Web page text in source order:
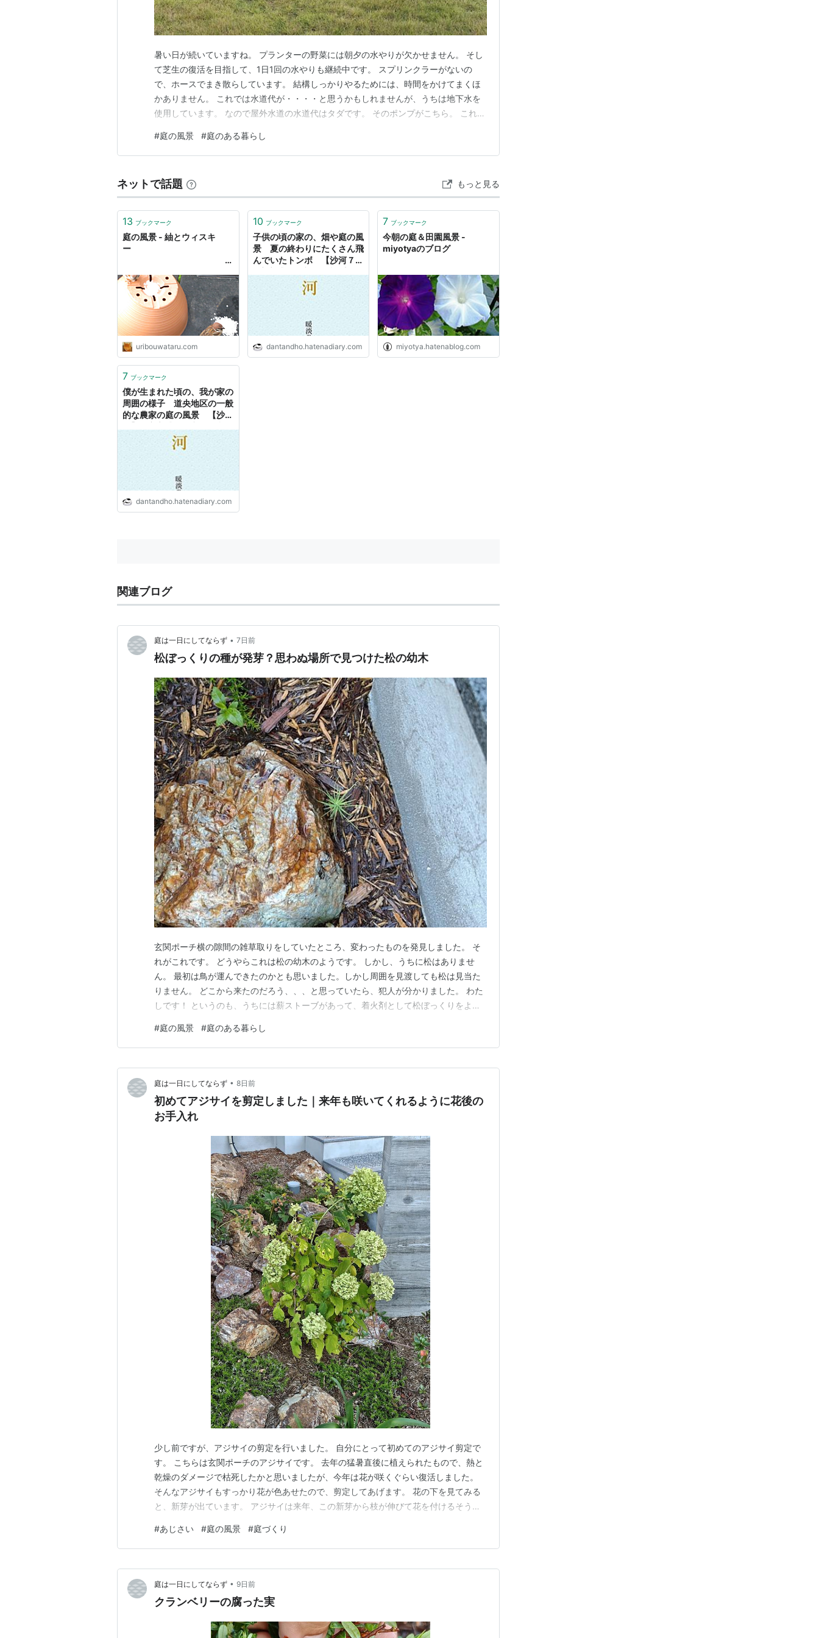
暑い日が続いていますね。 プランターの野菜には朝夕の水やりが欠かせません。 そし
て芝生の復活を目指して、1日1回の水やりも継続中です。 スプリンクラーがないの
で、ホースでまき散らしています。 結構しっかりやるためには、時間をかけてまくほ
かありません。 これでは水道代が・・・・と思うかもしれませんが、うちは地下水を
使用しています。 なので屋外水道の水道代はタダです。 そのポンプがこちら。 これが
にかなり冷たいです。 冷たすぎて結露がでています。 今年も大活躍のHITACHIのポン
プでした。 ちなみにこのポンプも井戸も、…
#庭の風景 #庭のある暮らし
ネットで話題 もっと見る
13 ブックマーク
庭の風景 - 紬とウィスキ
ー
ウイ
スキーブログ
uribouwataru.com
10 ブックマーク
子供の頃の家の、畑や庭の風
景 夏の終わりにたくさん飛
んでいたトンボ 【沙河７】
dantandho.hatenadiary.com
7 ブックマーク
今朝の庭＆田園風景 -
miyotyaのブログ
miyotya.hatenablog.com
7 ブックマーク
僕が生まれた頃の、我が家の
周囲の様子 道央地区の一般
的な農家の庭の風景 【沙河
dantandho.hatenadiary.com
関連ブログ
庭は一日にしてならず • 7日前
松ぼっくりの種が発芽？思わぬ場所で見つけた松の幼木
玄関ポーチ横の隙間の雑草取りをしていたところ、変わったものを発見しました。 そ
れがこれです。 どうやらこれは松の幼木のようです。 しかし、うちに松はありませ
ん。 最初は鳥が運んできたのかとも思いました。しかし周囲を見渡しても松は見当た
りません。 どこから来たのだろう、、、と思っていたら、犯人が分かりました。 わた
しです！ というのも、うちには薪ストーブがあって、着火剤として松ぼっくりをよく
管されています。 松ぼっくりには種が入っていて、条件がそろうと発芽することがあ
ります。今回は保管中に種がこぼれ、偶然発芽したようで…
#庭の風景 #庭のある暮らし
庭は一日にしてならず • 8日前
初めてアジサイを剪定しました｜来年も咲いてくれるように花後の
お手入れ
少し前ですが、アジサイの剪定を行いました。 自分にとって初めてのアジサイ剪定で
す。 こちらは玄関ポーチのアジサイです。 去年の猛暑直後に植えられたもので、熱と
乾燥のダメージで枯死したかと思いましたが、今年は花が咲くぐらい復活しました。
そんなアジサイもすっかり花が色あせたので、剪定してあげます。 花の下を見てみる
と、新芽が出ています。 アジサイは来年、この新芽から枝が伸びて花を付けるそうな
も同じように花の下の新芽を見つけて、その上でカットします。 この芽を残さないと
来年花が少なくなるそうなので、この芽の少し上で切りま…
#あじさい #庭の風景 #庭づくり
庭は一日にしてならず • 9日前
クランベリーの腐った実